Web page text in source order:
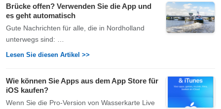
Brücke offen? Verwenden Sie die App und
es geht automatisch
Gute Nachrichten für alle, die in Nordholland
unterwegs sind: …
Lesen Sie diesen Artikel >>
Wie können Sie Apps aus dem App Store für
iOS kaufen?
Wenn Sie die Pro-Version von Wasserkarte Live